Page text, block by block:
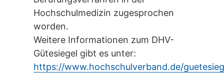
Hochschulmedizin zugesprochen
worden.
Weitere Informationen zum DHV-
Gütesiegel gibt es unter:
https://www.hochschulverband.de/